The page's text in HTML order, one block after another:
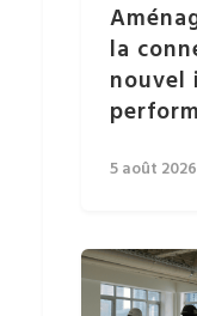
la
nouvel
5 août 2026